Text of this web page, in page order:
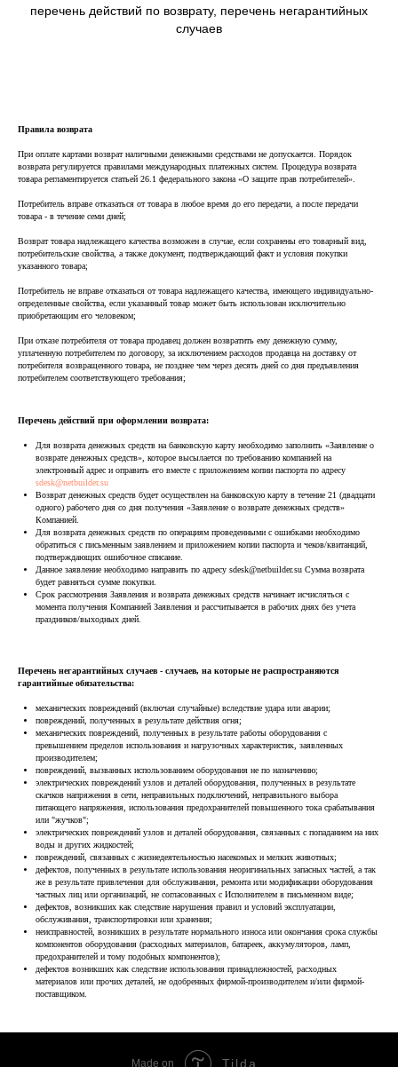
block from scratch
перечень действий по возврату, перечень негарантийных
случаев
Правила возврата
При оплате картами возврат наличными денежными средствами не допускается. Порядок
возврата регулируется правилами международных платежных систем. Процедура возврата
товара регламентируется статьей 26.1 федерального закона «О защите прав потребителей».
Потребитель вправе отказаться от товара в любое время до его передачи, а после передачи
товара - в течение семи дней;
Возврат товара надлежащего качества возможен в случае, если сохранены его товарный вид,
потребительские свойства, а также документ, подтверждающий факт и условия покупки
указанного товара;
Потребитель не вправе отказаться от товара надлежащего качества, имеющего индивидуально-
определенные свойства, если указанный товар может быть использован исключительно
приобретающим его человеком;
При отказе потребителя от товара продавец должен возвратить ему денежную сумму,
уплаченную потребителем по договору, за исключением расходов продавца на доставку от
потребителя возвращенного товара, не позднее чем через десять дней со дня предъявления
потребителем соответствующего требования;
Перечень действий при оформлении возврата:
Для возврата денежных средств на банковскую карту необходимо заполнить «Заявление о
возврате денежных средств», которое высылается по требованию компанией на
электронный адрес и оправить его вместе с приложением копии паспорта по адресу
sdesk@netbuilder.su
Возврат денежных средств будет осуществлен на банковскую карту в течение 21 (двадцати
одного) рабочего дня со дня получения «Заявление о возврате денежных средств»
Компанией.
Для возврата денежных средств по операциям проведенными с ошибками необходимо
обратиться с письменным заявлением и приложением копии паспорта и чеков/квитанций,
подтверждающих ошибочное списание.
Данное заявление необходимо направить по адресу sdesk@netbuilder.su Сумма возврата
будет равняться сумме покупки.
Срок рассмотрения Заявления и возврата денежных средств начинает исчисляться с
момента получения Компанией Заявления и рассчитывается в рабочих днях без учета
праздников/выходных дней.
Перечень негарантийных случаев - случаев, на которые не распространяются
гарантийные обязательства:
механических повреждений (включая случайные) вследствие удара или аварии;
повреждений, полученных в результате действия огня;
механических повреждений, полученных в результате работы оборудования с
превышением пределов использования и нагрузочных характеристик, заявленных
производителем;
повреждений, вызванных использованием оборудования не по назначению;
электрических повреждений узлов и деталей оборудования, полученных в результате
скачков напряжения в сети, неправильных подключений, неправильного выбора
питающего напряжения, использования предохранителей повышенного тока срабатывания
или "жучков";
электрических повреждений узлов и деталей оборудования, связанных с попаданием на них
воды и других жидкостей;
повреждений, связанных с жизнедеятельностью насекомых и мелких животных;
дефектов, полученных в результате использования неоригинальных запасных частей, а так
же в результате привлечения для обслуживания, ремонта или модификации оборудования
частных лиц или организаций, не согласованных с Исполнителем в письменном виде;
дефектов, возникших как следствие нарушения правил и условий эксплуатации,
обслуживания, транспортировки или хранения;
неисправностей, возникших в результате нормального износа или окончания срока службы
компонентов оборудования (расходных материалов, батареек, аккумуляторов, ламп,
предохранителей и тому подобных компонентов);
дефектов возникших как следствие использования принадлежностей, расходных
материалов или прочих деталей, не одобренных фирмой-производителем и/или фирмой-
поставщиком.
Made on Tilda